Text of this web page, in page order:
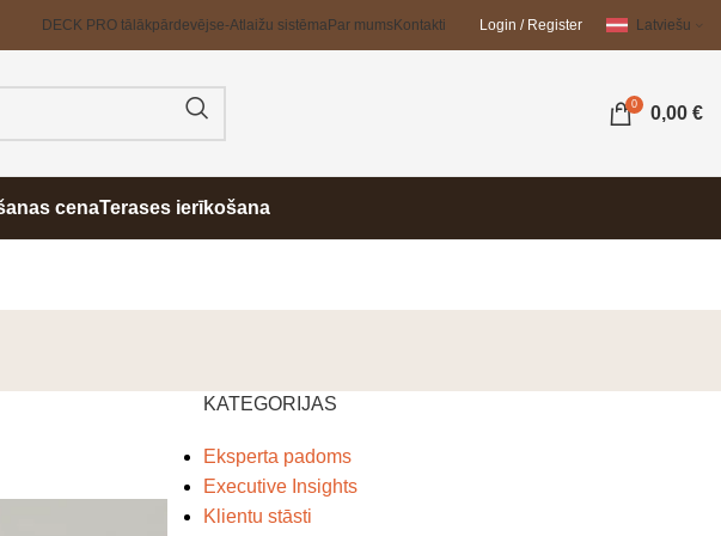
DECK PRO tālākpārdevējse-Atlaižu sistēmaPar mumsKontakti Login / Register Latviešu
0 0,00 €
cenaTerases ierīkošana
KATEGORIJAS
Eksperta padoms
Executive Insights
Klientu stāsti